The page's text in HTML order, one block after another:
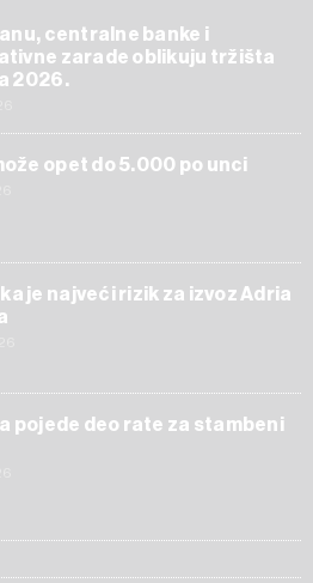
centralne banke i
zarade oblikuju tržišta
2026.
opet do 5.000 po unci
je najveći rizik za izvoz Adria
pojede deo rate za stambeni